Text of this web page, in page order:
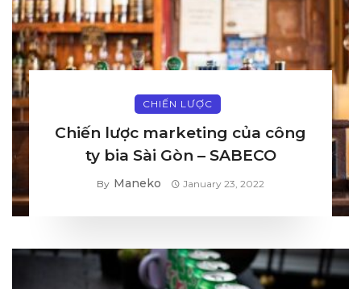
CHIẾN LƯỢC
Chiến lược marketing của công
ty bia Sài Gòn – SABECO
By Maneko January 23, 2022